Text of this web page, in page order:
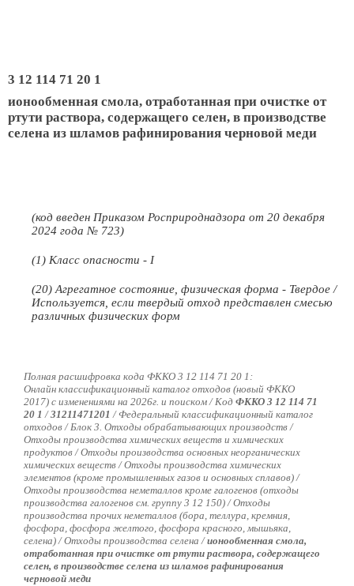
3 12 114 71 20 1
ионообменная смола, отработанная при очистке от
ртути раствора, содержащего селен, в производстве
селена из шламов рафинирования черновой меди
(код введен Приказом Росприроднадзора от 20 декабря
2024 года № 723)
(1) Класс опасности - I
(20) Агрегатное состояние, физическая форма - Твердое /
Используется, если твердый отход представлен смесью
различных физических форм
Полная расшифровка кода ФККО 3 12 114 71 20 1:
Онлайн классификационный каталог отходов (новый ФККО
2017) с изменениями на 2026г. и поиском / Код ФККО 3 12 114 71
20 1 /31211471201 /Федеральный классификационный каталог
отходов / Блок 3. Отходы обрабатывающих производств /
Отходы производства химических веществ и химических
продуктов / Отходы производства основных неорганических
химических веществ / Отходы производства химических
элементов (кроме промышленных газов и основных сплавов) /
Отходы производства неметаллов кроме галогенов (отходы
производства галогенов см. группу 3 12 150) / Отходы
производства прочих неметаллов (бора, теллура, кремния,
фосфора, фосфора желтого, фосфора красного, мышьяка,
селена) / Отходы производства селена /ионообменная смола,
отработанная при очистке от ртути раствора, содержащего
селен, в производстве селена из шламов рафинирования
черновой меди